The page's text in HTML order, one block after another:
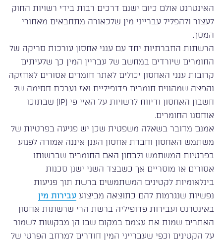
האינטרנט אולם כיום ישנם דרכים רבות בידי רשויות החוק
לעצור ולהפליל עברייני מין שלכאורה מתחבאים מאחורי
המסך.
הרשתות החברתיות יחד עם ענני אחסון עורכות סריקה של
החומרים שיורדים במחשב של עבריין המין כך שלעיתים
קרובות ענני האחסון יכולים לאתר חומרים אסורים לאחזקה
והפצה שמהווים חומרים פדופיליים ואז נערכת חסימה של
חשבון האחסון ודיווח לרשויות על האיי פי (IP) שבתוכו
אוחסנו החומרים.
אמנם מדובר בשאלה משפטית שכן יש פגיעה בפרטיות של
משתמש האחסון וחברת אחסון הענן איננה אמורה לפגוע
בפרטיות המשתמש ולבחון האם החומרים שברשותו
אסורים או מוסריים אך כשבצד השני ישנן סכנות
בינלאומיות לקטינים המשתמשים ברשת תוך פגיעות
נפשיות שנגרמות להם כתוצאה מביצוע עבירות מין
באינטרנט ועבירות פדופיליה ברשת הרי שרשתות אחסון
האתרים שמות את עצמם במקום שבו הן מבקשות לשמור
על הקטינים וכפי שעברייני המין חודרים למרחב הפרטי של